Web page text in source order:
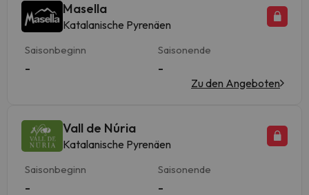
Masella
Katalanische Pyrenäen
Saisonbeginn
-
Saisonende
-
Zu den Angeboten
Vall de Núria
Katalanische Pyrenäen
Saisonbeginn
-
Saisonende
-